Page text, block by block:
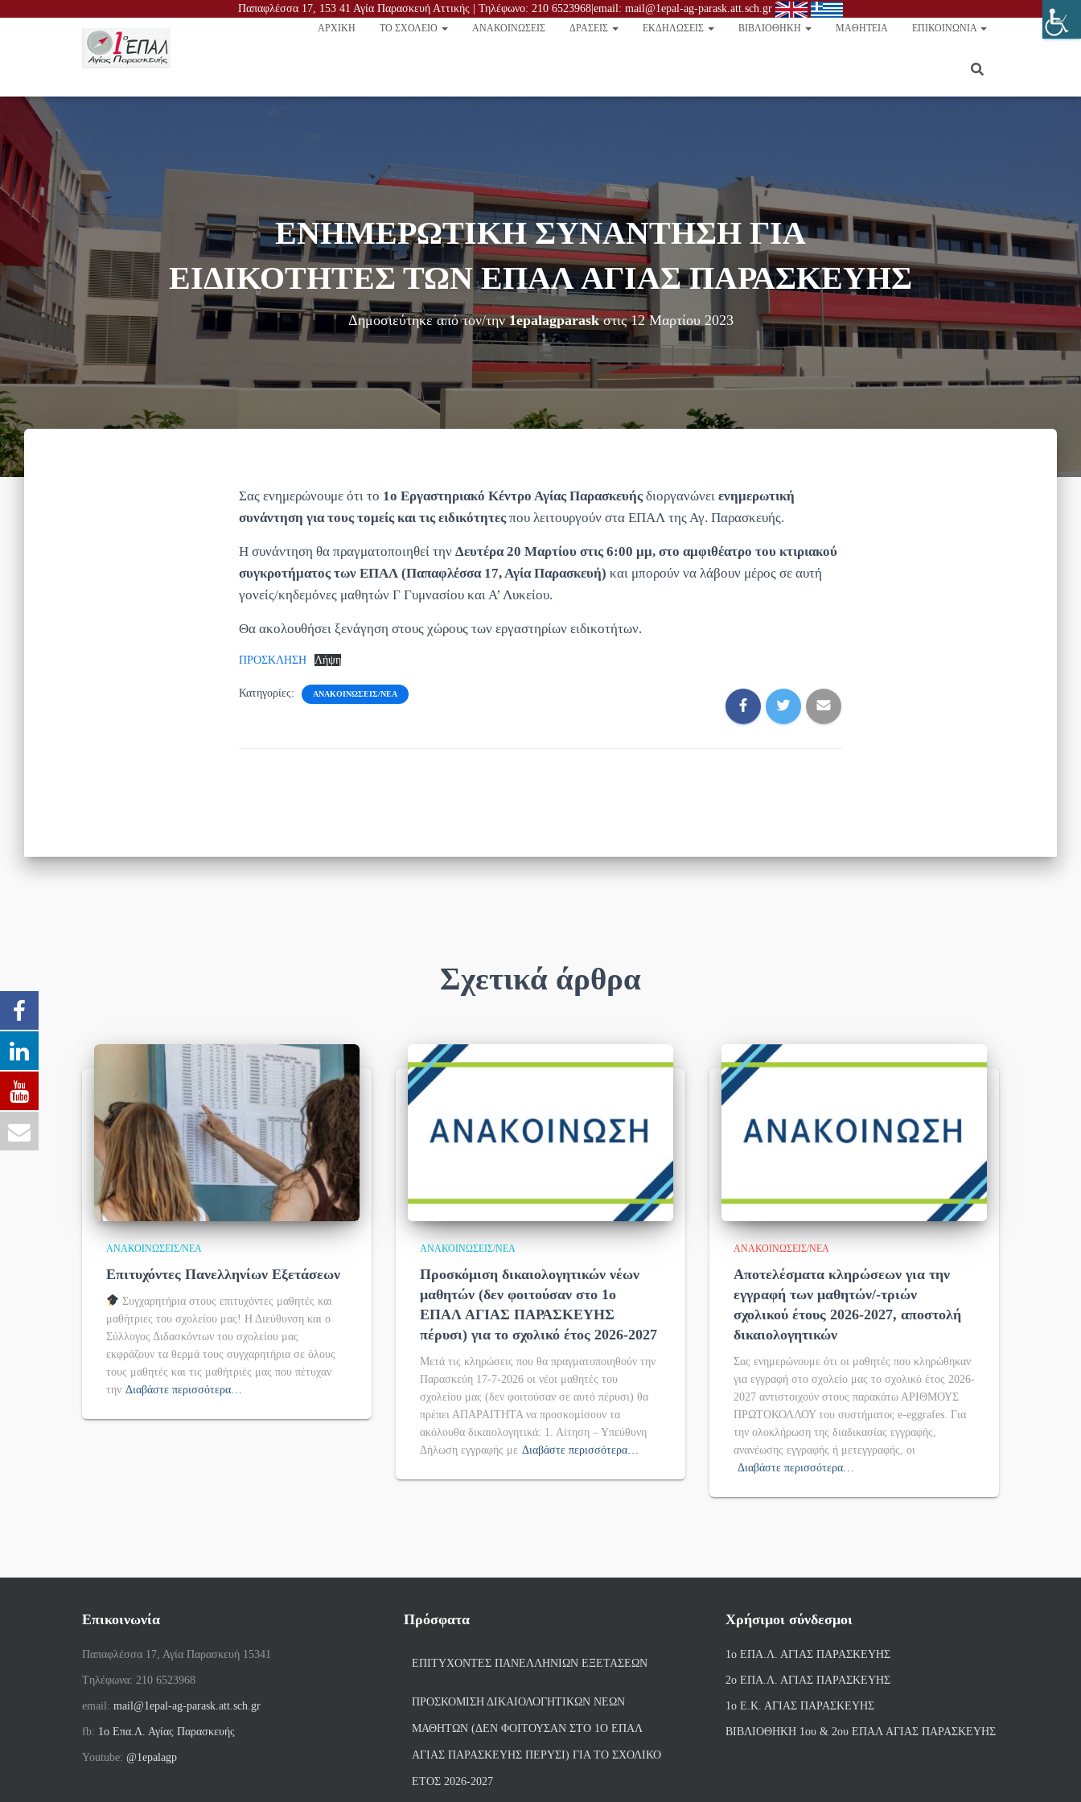
Παπαφλέσσα 17, 153 41 Αγία Παρασκευή Αττικής | Τηλέφωνο: 210 6523968|email: mail@1epal-ag-parask.att.sch.gr
ΑΡΧΙΚΉ TO ΣΧΟΛΕΙΟ ΑΝΑΚΟΙΝΏΣΕΙΣ ΔΡΑΣΕΙΣ ΕΚΔΗΛΩΣΕΙΣ ΒΙΒΛΙΟΘΉΚΗ ΜΑΘΗΤΕΊΑ ΕΠΙΚΟΙΝΩΝΊΑ
ΕΝΗΜΕΡΩΤΙΚΗ ΣΥΝΑΝΤΗΣΗ ΓΙΑ
ΕΙΔΙΚΟΤΗΤΕΣ ΤΩΝ ΕΠΑΛ ΑΓΙΑΣ ΠΑΡΑΣΚΕΥΗΣ
Δημοσιεύτηκε από τον/την1epalagparaskστις12 Μαρτίου 2023
Σας ενημερώνουμε ότι το 1ο Εργαστηριακό Κέντρο Αγίας Παρασκευήςδιοργανώνει ενημερωτική
συνάντηση για τους τομείς και τις ειδικότητεςπου λειτουργούν στα ΕΠΑΛ της Αγ. Παρασκευής.
Η συνάντηση θα πραγματοποιηθεί την Δευτέρα 20 Μαρτίου στις 6:00 μμ, στο αμφιθέατρο του κτιριακού
συγκροτήματος των ΕΠΑΛ (Παπαφλέσσα 17, Αγία Παρασκευή) και μπορούν να λάβουν μέρος σε αυτή
γονείς/κηδεμόνες μαθητών Γ Γυμνασίου και Α’ Λυκείου.
Θα ακολουθήσει ξενάγηση στους χώρους των εργαστηρίων ειδικοτήτων.
ΠΡΟΣΚΛΗΣΗ Λήψη
Κατηγορίες: ΑΝΑΚΟΙΝΏΣΕΙΣ/ΝΈΑ
Σχετικά άρθρα
ΑΝΑΚΟΙΝΏΣΕΙΣ/ΝΈΑ
Επιτυχόντες Πανελληνίων Εξετάσεων
Συγχαρητήρια στους επιτυχόντες μαθητές και
μαθήτριες του σχολείου μας! Η Διεύθυνση και ο
Σύλλογος Διδασκόντων του σχολείου μας
εκφράζουν τα θερμά τους συγχαρητήρια σε όλους
τους μαθητές και τις μαθήτριές μας που πέτυχαν
την Διαβάστε περισσότερα…
ΑΝΑΚΟΙΝΏΣΕΙΣ/ΝΈΑ
Προσκόμιση δικαιολογητικών νέων
μαθητών (δεν φοιτούσαν στο 1ο
ΕΠΑΛ ΑΓΙΑΣ ΠΑΡΑΣΚΕΥΗΣ
πέρυσι) για το σχολικό έτος 2026-2027
Μετά τις κληρώσεις που θα πραγματοποιηθούν την
Παρασκεύη 17-7-2026 οι νέοι μαθητές του
σχολείου μας (δεν φοιτούσαν σε αυτό πέρυσι) θα
πρέπει ΑΠΑΡΑΙΤΗΤΑ να προσκομίσουν τα
ακόλουθα δικαιολογητικά: 1. Αίτηση – Υπεύθυνη
Δήλωση εγγραφής με Διαβάστε περισσότερα…
ΑΝΑΚΟΙΝΏΣΕΙΣ/ΝΈΑ
Αποτελέσματα κληρώσεων για την
εγγραφή των μαθητών/-τριών
σχολικού έτους 2026-2027, αποστολή
δικαιολογητικών
Σας ενημερώνουμε ότι οι μαθητές που κληρώθηκαν
για εγγραφή στο σχολείο μας το σχολικό έτος 2026-
2027 αντιστοιχούν στους παρακάτω ΑΡΙΘΜΟΥΣ
ΠΡΩΤΟΚΟΛΛΟΥ του συστήματος e-eggrafes. Για
την ολοκλήρωση της διαδικασίας εγγραφής,
ανανέωσης εγγραφής ή μετεγγραφής, οι
Διαβάστε περισσότερα…
Επικοινωνία
Παπαφλέσσα 17, Αγία Παρασκευή 15341
Tηλέφωνα: 210 6523968
email: mail@1epal-ag-parask.att.sch.gr
fb: 1ο Επα.Λ. Αγίας Παρασκευής
Youtube: @1epalagp
Πρόσφατα
ΕΠΙΤΥΧΌΝΤΕΣ ΠΑΝΕΛΛΗΝΊΩΝ ΕΞΕΤΆΣΕΩΝ
ΠΡΟΣΚΌΜΙΣΗ ΔΙΚΑΙΟΛΟΓΗΤΙΚΏΝ ΝΈΩΝ
ΜΑΘΗΤΏΝ (ΔΕΝ ΦΟΙΤΟΎΣΑΝ ΣΤΟ 1Ο ΕΠΑΛ
ΑΓΙΑΣ ΠΑΡΑΣΚΕΥΗΣ ΠΈΡΥΣΙ) ΓΙΑ ΤΟ ΣΧΟΛΙΚΌ
ΈΤΟΣ 2026-2027
Χρήσιμοι σύνδεσμοι
1ο ΕΠΑ.Λ. ΑΓΙΑΣ ΠΑΡΑΣΚΕΥΗΣ
2ο ΕΠΑ.Λ. ΑΓΙΑΣ ΠΑΡΑΣΚΕΥΗΣ
1ο Ε.Κ. ΑΓΙΑΣ ΠΑΡΑΣΚΕΥΗΣ
ΒΙΒΛΙΟΘΗΚΗ 1ου & 2ου ΕΠΑΛ ΑΓΙΑΣ ΠΑΡΑΣΚΕΥΗΣ